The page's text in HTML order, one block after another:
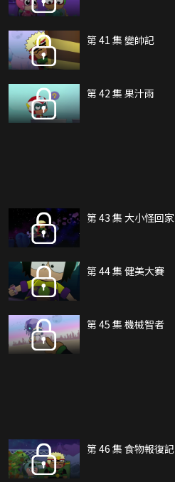
第 41 集 變帥記
第 42 集 果汁雨
第 43 集 大小怪回家
第 44 集 健美大賽
第 45 集 機械智者
第 46 集 食物報復記